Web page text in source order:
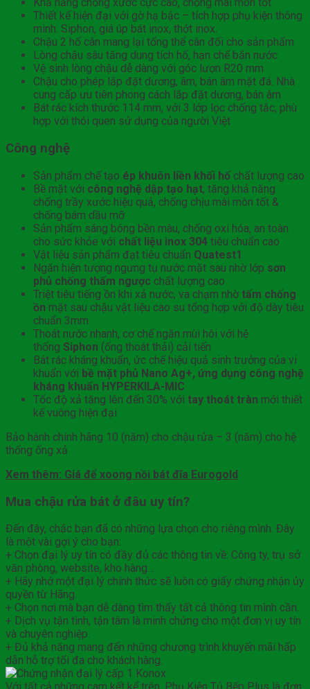
Khả năng chống xước cực cao, chống mài mòn tốt
Thiết kế hiện đại với gờ hạ bậc – tích hợp phụ kiện thông
minh: Siphon, giá úp bát inox, thớt inox.
Chậu 2 hố cân mang lại tổng thể cân đối cho sản phẩm
Lòng chậu sâu tăng dung tích hố, hạn chế bắn nước
Vệ sinh lòng chậu dễ dàng với góc lượn R20 mm
Chậu cho phép lắp đặt dương, âm, bán âm mặt đá. Nhà
cung cấp ưu tiên phong cách lắp đặt dương, bán âm
Bát rác kích thước 114 mm, với 3 lớp lọc chống tắc, phù
hợp với thói quen sử dụng của người Việt
Công nghệ
Sản phẩm chế tạo ép khuôn liền khối hốchất lượng cao
Bề mặt với công nghệ dập tạo hạt, tăng khả năng
chống trầy xước hiệu quả, chống chịu mài mòn tốt &
chống bám dầu mỡ
Sản phẩm sáng bóng bền màu, chống oxi hóa, an toàn
cho sức khỏe với chất liệu inox 304 tiêu chuẩn cao
Vật liệu sản phẩm đạt tiêu chuẩn Quatest1
Ngăn hiện tượng ngưng tụ nước mặt sau nhờ lớp sơn
phủ chống thấm ngược chất lượng cao
Triệt tiêu tiếng ồn khi xả nước, va chạm nhờ tấm chống
ồn mặt sau chậu vật liệu cao su tổng hợp với độ dày tiêu
chuẩn 3mm
Thoát nước nhanh, cơ chế ngăn mùi hôi với hệ
thống Siphon (ống thoát thải) cải tiến
Bát rác kháng khuẩn, ức chế hiệu quả sinh trưởng của vi
khuẩn với bề mặt phủ Nano Ag+, ứng dụng công nghệ
kháng khuẩn HYPERKILA-MIC
Tốc độ xả tăng lên đến 30% với tay thoát tràn mới thiết
kế vuông hiện đại
Bảo hành chính hãng 10 (năm) cho chậu rửa – 3 (năm) cho hệ
thống ống xả
Xem thêm: Giá để xoong nồi bát đĩa Eurogold
Mua chậu rửa bát ở đâu uy tín?
Đến đây, chắc bạn đã có những lựa chọn cho riêng mình. Đây
là một vài gợi ý cho bạn:
+ Chọn đại lý uy tín có đầy đủ các thông tin về: Công ty, trụ sở
văn phòng, website, kho hàng…
+ Hãy nhớ một đại lý chính thức sẽ luôn có giấy chứng nhận ủy
quyền từ Hãng.
+ Chọn nơi mà bạn dễ dàng tìm thấy tất cả thông tin mình cần.
+ Dịch vụ tận tình, tận tâm là minh chứng cho một đơn vị uy tín
và chuyên nghiệp.
+ Đủ khả năng mang đến những chương trình khuyến mãi hấp
dẫn hỗ trợ tối đa cho khách hàng.